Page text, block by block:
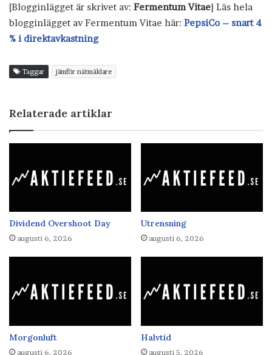
[Blogginlägget är skrivet av: Fermentum Vitae] Läs hela
blogginlägget av Fermentum Vitae här: PepsiCo – snart 4
% i direktavkastning
Taggar jämför nätmäklare
Relaterade artiklar
Dividend Overshoot Day
augusti 6, 2026
Utrensning
augusti 6, 2026
Morgonluft
augusti 6, 2026
Halvtid
augusti 5, 2026